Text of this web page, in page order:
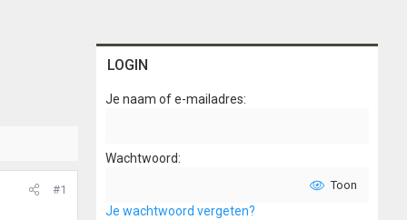
#1
LOGIN
Je naam of e-mailadres
Wachtwoord
Toon
Je wachtwoord vergeten?